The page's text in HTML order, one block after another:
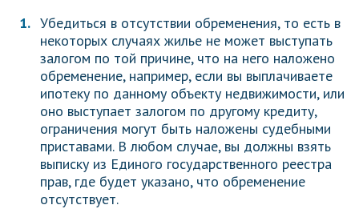
Убедиться в отсутствии обременения, то есть в
некоторых случаях жилье не может выступать
залогом по той причине, что на него наложено
обременение, например, если вы выплачиваете
ипотеку по данному объекту недвижимости, или
оно выступает залогом по другому кредиту,
ограничения могут быть наложены судебными
приставами. В любом случае, вы должны взять
выписку из Единого государственного реестра
прав, где будет указано, что обременение
отсутствует.